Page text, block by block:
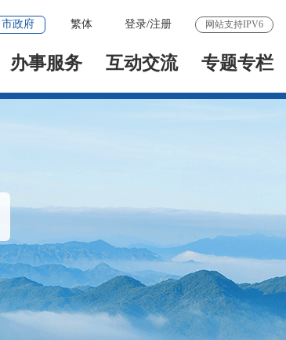
市政府 繁体 登录/注册 网站支持IPV6
办事服务 互动交流 专题专栏